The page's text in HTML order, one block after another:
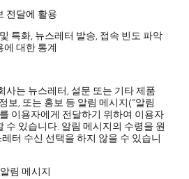
전달에 활용
특화, 뉴스레터 발송, 접속 빈도 파악
에 대한 통계
사는 뉴스레터, 설문 또는 기타 제품
보, 또는 홍보 등 알림 메시지(“알림
이용자에게 전달하기 위하여 이용자
수 있습니다. 알림 메시지의 수령을 원
터 수신 선택을 하지 않을 수 있습니
림 메시지